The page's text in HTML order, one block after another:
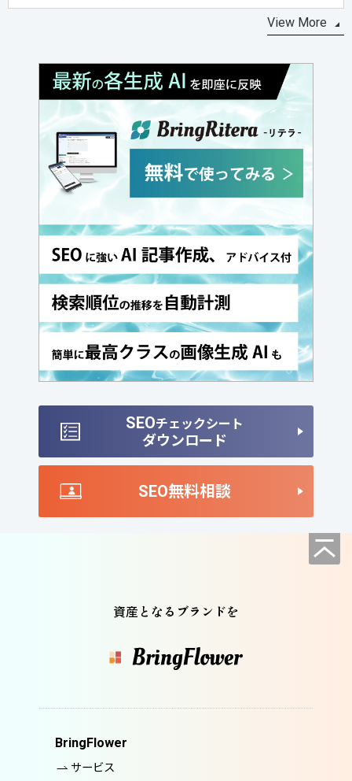
View More
SEOチェックシート
ダウンロード
SEO無料相談
資産となるブランドを
BringFlower
サービス